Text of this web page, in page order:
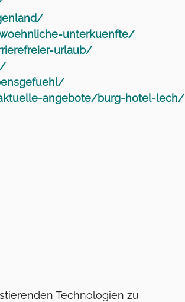
unterkuenfte/
urlaub/
angebote/burg-hotel-lech/
Technologien zu